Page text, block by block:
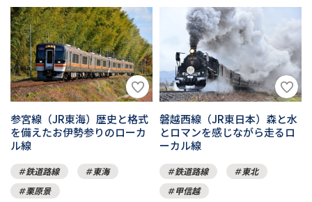
参宮線（JR東海）歴史と格式
を備えたお伊勢参りのローカ
ル線
鉄道路線
東海
栗原景
磐越西線（JR東日本）森と水
とロマンを感じながら走るロ
ーカル線
鉄道路線
東北
甲信越